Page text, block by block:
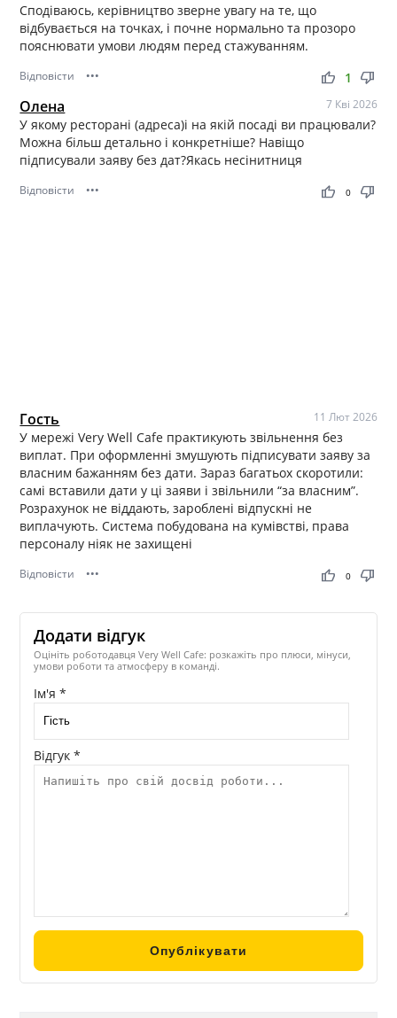
Сподіваюсь, керівництво зверне увагу на те, що
відбувається на точках, і почне нормально та прозоро
пояснювати умови людям перед стажуванням.
Відповісти ••• thumb_up thumb_down
1
Олена 7 Кві 2026
У якому ресторані (адреса)і на якій посаді ви працювали?
Можна більш детально і конкретніше? Навіщо
підписували заяву без дат?Якась несінитниця
Відповісти ••• thumb_up thumb_down
0
Гость 11 Лют 2026
У мережі Very Well Cafe практикують звільнення без
виплат. При оформленні змушують підписувати заяву за
власним бажанням без дати. Зараз багатьох скоротили:
самі вставили дати у ці заяви і звільнили “за власним”.
Розрахунок не віддають, зароблені відпускні не
виплачують. Система побудована на кумівстві, права
персоналу ніяк не захищені
Відповісти ••• thumb_up thumb_down
0
Додати відгук
Оцініть роботодавця Very Well Cafe: розкажіть про плюси, мінуси,
умови роботи та атмосферу в команді.
Ім'я *
Відгук *